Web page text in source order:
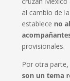
al cambio de
establece no
provisionales.
Por otra parte,
son un tema